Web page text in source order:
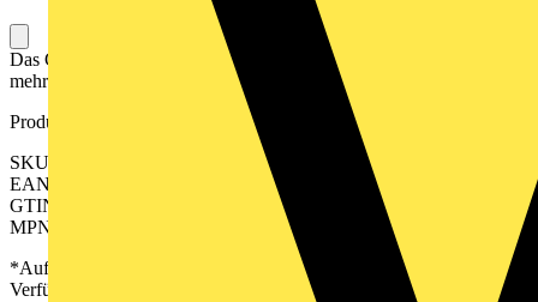
Das Gehäuse ist dank einer speziellen Druckgusslegierung und einer
mehrstufigen Versiegelung der Oberfläche perfekt geschützt.
Produktkennzeichen
SKU: 2560850000
EAN: 04050118673081
GTIN: 04050118673081
MPN: HDC 06B SLU 2M20G N
*Auf Anfrage verfügbar - bitte in den Warenkorb legen, um
Verfügbarkeit zu prüfen